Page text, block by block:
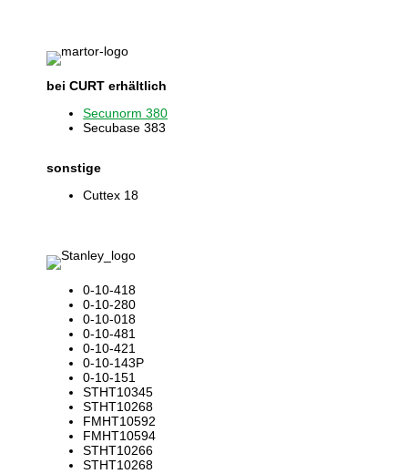
bei CURT erhältlich
Secunorm 380
Secubase 383
sonstige
Cuttex 18
0-10-418
0-10-280
0-10-018
0-10-481
0-10-421
0-10-143P
0-10-151
STHT10345
STHT10268
FMHT10592
FMHT10594
STHT10266
STHT10268